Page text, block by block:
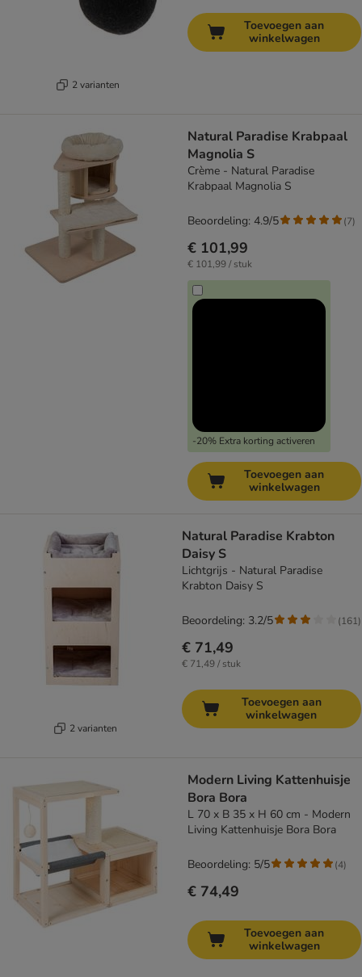
2 varianten
Toevoegen aan
winkelwagen
Natural Paradise Krabpaal
Magnolia S
Crème - Natural Paradise
Krabpaal Magnolia S
€ 101,99
€ 101,99 / stuk
-20% Extra korting activeren
Beoordeling: 4.9/5 (7)
Toevoegen aan
winkelwagen
2 varianten
Natural Paradise Krabton
Daisy S
Lichtgrijs - Natural Paradise
Krabton Daisy S
€ 71,49
€ 71,49 / stuk
Beoordeling: 3.2/5 (161)
Toevoegen aan
winkelwagen
Modern Living Kattenhuisje
Bora Bora
L 70 x B 35 x H 60 cm - Modern
Living Kattenhuisje Bora Bora
€ 74,49
Beoordeling: 5/5 (4)
Toevoegen aan
winkelwagen